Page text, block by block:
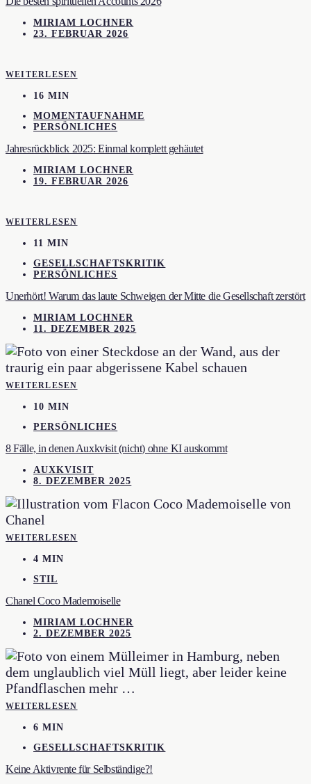
MIRIAM LOCHNER
23. FEBRUAR 2026
WEITERLESEN
16 MIN
MOMENTAUFNAHME
PERSÖNLICHES
Jahresrückblick 2025: Einmal komplett gehäutet
MIRIAM LOCHNER
19. FEBRUAR 2026
WEITERLESEN
11 MIN
GESELLSCHAFTSKRITIK
PERSÖNLICHES
Unerhört! Warum das laute Schweigen der Mitte die Gesellschaft zerstört
MIRIAM LOCHNER
11. DEZEMBER 2025
WEITERLESEN
10 MIN
PERSÖNLICHES
8 Fälle, in denen Auxkvisit (nicht) ohne KI auskommt
AUXKVISIT
8. DEZEMBER 2025
WEITERLESEN
4 MIN
STIL
Chanel Coco Mademoiselle
MIRIAM LOCHNER
2. DEZEMBER 2025
WEITERLESEN
6 MIN
GESELLSCHAFTSKRITIK
Keine Aktivrente für Selbständige?!